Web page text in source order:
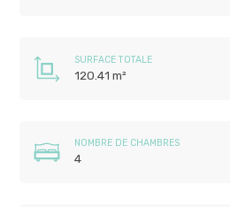
SURFACE TOTALE
120.41 m²
NOMBRE DE CHAMBRES
4